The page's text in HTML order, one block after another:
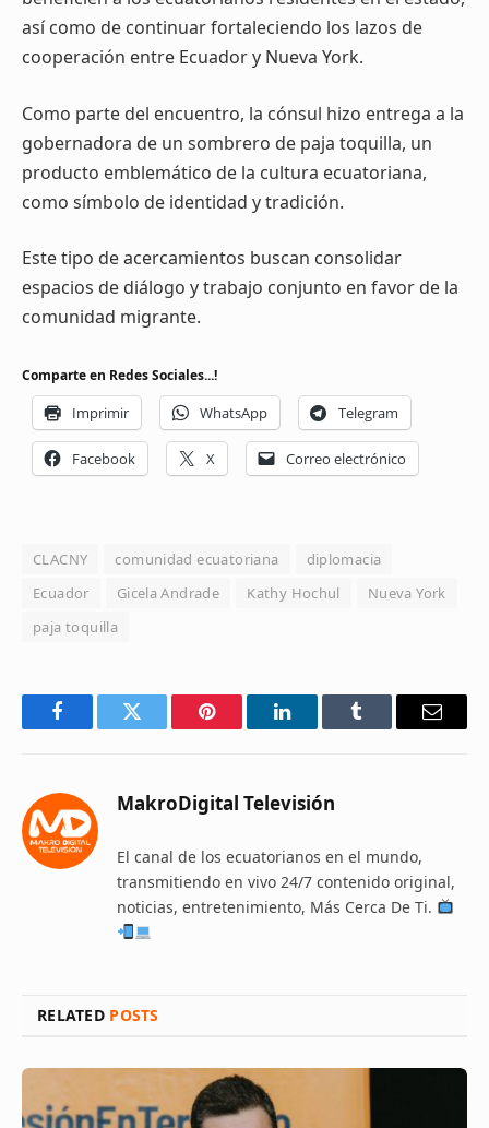
así como de continuar fortaleciendo los lazos de
cooperación entre Ecuador y Nueva York.
Como parte del encuentro, la cónsul hizo entrega a la
gobernadora de un sombrero de paja toquilla, un
producto emblemático de la cultura ecuatoriana,
como símbolo de identidad y tradición.
Este tipo de acercamientos buscan consolidar
espacios de diálogo y trabajo conjunto en favor de la
comunidad migrante.
Comparte en Redes Sociales...!
Imprimir WhatsApp Telegram
Facebook X Correo electrónico
CLACNY comunidad ecuatoriana
diplomacia
Ecuador
Gicela Andrade Kathy Hochul
Nueva York
paja toquilla
FacebookTwitter Pinterest LinkedInTumblr Email
MakroDigital Televisión
El canal de los ecuatorianos en el mundo,
transmitiendo en vivo 24/7 contenido original,
noticias, entretenimiento, Más Cerca De Ti.
RELATED POSTS